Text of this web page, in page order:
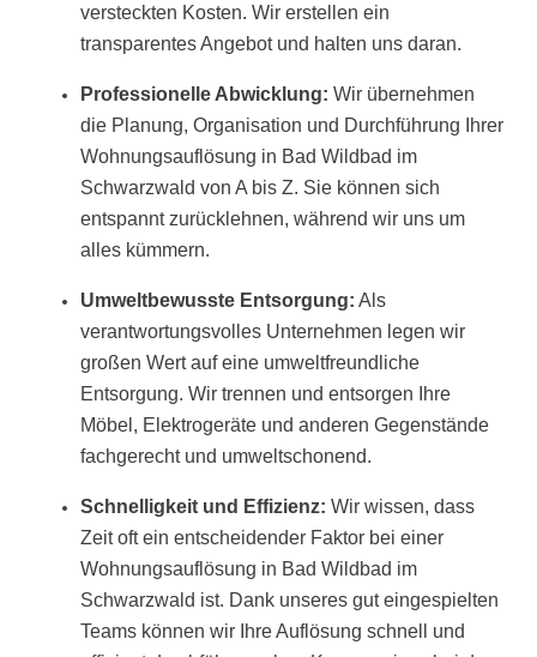
versteckten Kosten. Wir erstellen ein
transparentes Angebot und halten uns daran.
Professionelle Abwicklung: Wir übernehmen
die Planung, Organisation und Durchführung Ihrer
Wohnungsauflösung in Bad Wildbad im
Schwarzwald von A bis Z. Sie können sich
entspannt zurücklehnen, während wir uns um
alles kümmern.
Umweltbewusste Entsorgung: Als
verantwortungsvolles Unternehmen legen wir
großen Wert auf eine umweltfreundliche
Entsorgung. Wir trennen und entsorgen Ihre
Möbel, Elektrogeräte und anderen Gegenstände
fachgerecht und umweltschonend.
Schnelligkeit und Effizienz: Wir wissen, dass
Zeit oft ein entscheidender Faktor bei einer
Wohnungsauflösung in Bad Wildbad im
Schwarzwald ist. Dank unseres gut eingespielten
Teams können wir Ihre Auflösung schnell und